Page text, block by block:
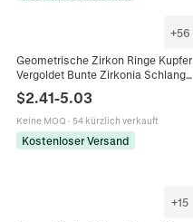
+56
Geometrische Zirkon Ringe Kupfer
Vergoldet Bunte Zirkonia Schlange
Regenbogen Vintage Trendiger
Modeschmuck Für Damen
$2.41-5.03
Keine MOQ · 54 kürzlich verkauft
Kostenloser Versand
+15